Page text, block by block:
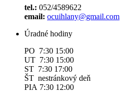
tel.: 052/4589622
email: ocuihlany@gmail.com
Úradné hodiny
PO 7:30 15:00
UT 7:30 15:00
ST 7:30 17:00
ŠT nestránkový deň
PIA 7:30 12:00